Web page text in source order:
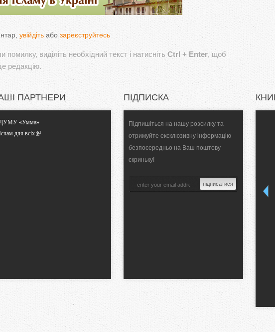
увійдіть або зареєструйтесь
виділіть необхідний текст і натисніть Ctrl + Enter, щоб
редакцію.
ПАРТНЕРИ
«Умма»
для всіх
ПІДПИСКА
Підпишіться на нашу розсилку та
отримуйте ексклюзивну інформацію
безпосередньо на Ваш поштову
скриньку!